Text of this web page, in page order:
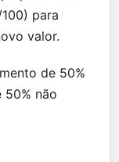
para
valor.
de 50%
50% não